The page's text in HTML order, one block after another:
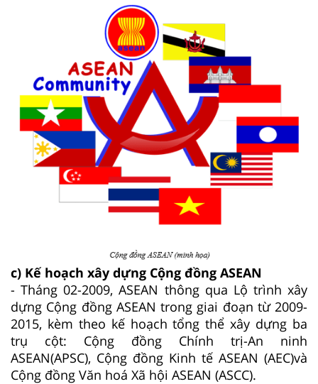
c) Kế hoạch xây dựng Cộng đồng ASEAN
- Tháng 02-2009, ASEAN thông qua Lộ trình xây
dựng Cộng đồng ASEAN trong giai đoạn từ 2009-
2015, kèm theo kế hoạch tổng thể xây dựng ba
trụ cột: Cộng đồng Chính trị-An ninh
ASEAN(APSC), Cộng đồng Kinh tế ASEAN (AEC)và
Cộng đồng Văn hoá Xã hội ASEAN (ASCC).